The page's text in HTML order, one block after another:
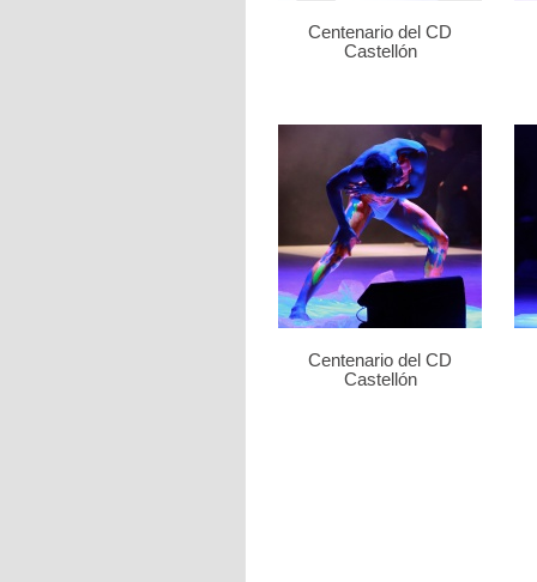
Centenario del CD
Castellón
Centenario del CD
Castellón